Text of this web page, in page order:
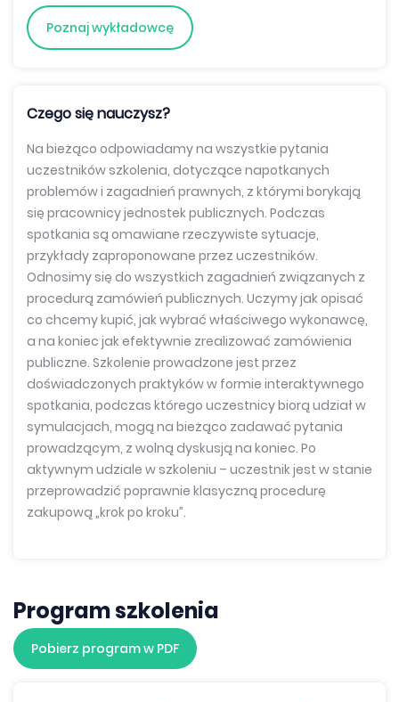
Poznaj wykładowcę
Czego się nauczysz?
Na bieżąco odpowiadamy na wszystkie pytania
uczestników szkolenia, dotyczące napotkanych
problemów i zagadnień prawnych, z którymi borykają
się pracownicy jednostek publicznych. Podczas
spotkania są omawiane rzeczywiste sytuacje,
przykłady zaproponowane przez uczestników.
Odnosimy się do wszystkich zagadnień związanych z
procedurą zamówień publicznych. Uczymy jak opisać
co chcemy kupić, jak wybrać właściwego wykonawcę,
a na koniec jak efektywnie zrealizować zamówienia
publiczne. Szkolenie prowadzone jest przez
doświadczonych praktyków w formie interaktywnego
spotkania, podczas którego uczestnicy biorą udział w
symulacjach, mogą na bieżąco zadawać pytania
prowadzącym, z wolną dyskusją na koniec. Po
aktywnym udziale w szkoleniu – uczestnik jest w stanie
przeprowadzić poprawnie klasyczną procedurę
zakupową „krok po kroku”.
Program szkolenia
Pobierz program w PDF